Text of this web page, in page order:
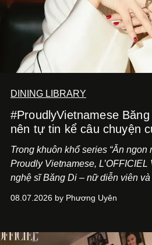
DINING LIBRARY
#ProudlyVietnamese
nên tự tin kể câu chuyện
Trong khuôn khổ series “Ăn ngon
Proudly Vietnamese,
nghệ sĩ Băng Di – nữ diễn viên
Kitchen Bar và SALEM tại TP.HCM.
08.07.2026 by Phương Uyên